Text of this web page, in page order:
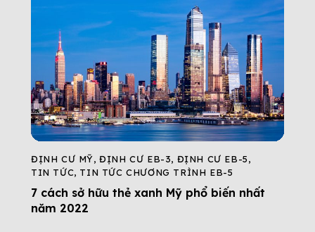
ĐỊNH CƯ MỸ,ĐỊNH CƯ EB-3, ĐỊNH CƯ EB-5,
TIN TỨC, TIN TỨC CHƯƠNG TRÌNH EB-5
7 cách sở hữu thẻ xanh Mỹ phổ biến nhất
năm 2022